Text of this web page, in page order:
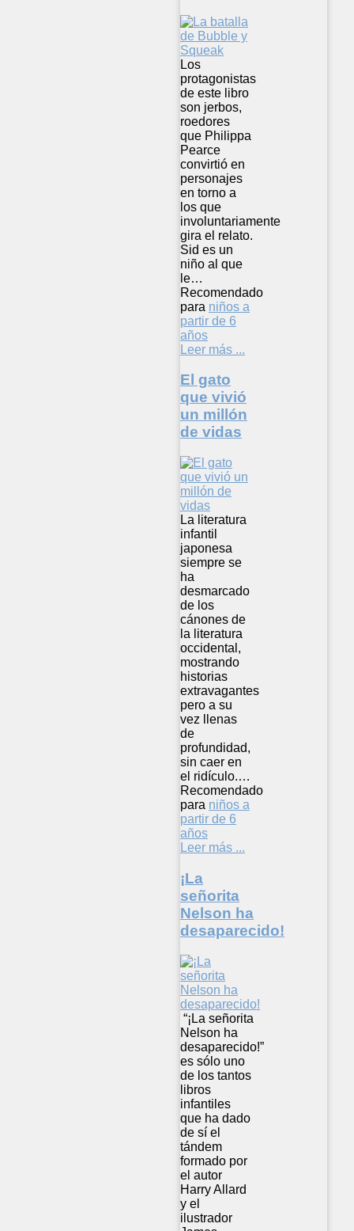
Los
protagonistas
de este libro
son jerbos,
roedores
que Philippa
Pearce
convirtió en
personajes
en torno a
los que
involuntariamente
gira el relato.
Sid es un
niño al que
le…
Recomendado
para niños a
partir de 6
años
Leer más ...
El gato
que vivió
un millón
de vidas
La literatura
infantil
japonesa
siempre se
ha
desmarcado
de los
cánones de
la literatura
occidental,
mostrando
historias
extravagantes
pero a su
vez llenas
de
profundidad,
sin caer en
el ridículo.…
Recomendado
para niños a
partir de 6
años
Leer más ...
¡La
señorita
Nelson ha
desaparecido!
“¡La señorita
Nelson ha
desaparecido!”
es sólo uno
de los tantos
libros
infantiles
que ha dado
de sí el
tándem
formado por
el autor
Harry Allard
y el
ilustrador